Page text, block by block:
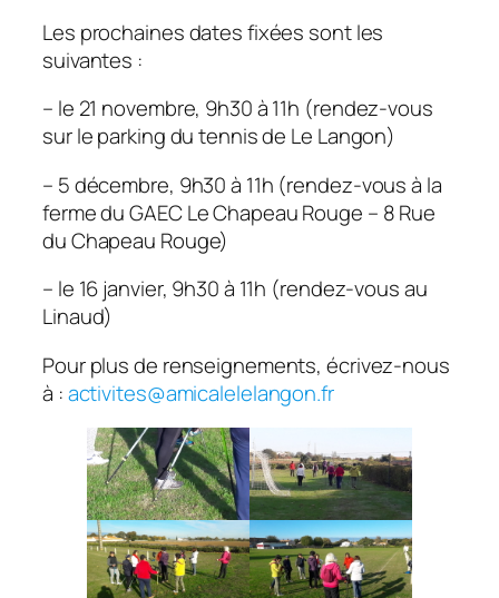
Les prochaines dates fixées sont les
suivantes :
– le 21 novembre, 9h30 à 11h (rendez-vous
sur le parking du tennis de Le Langon)
– 5 décembre, 9h30 à 11h (rendez-vous à la
ferme du GAEC Le Chapeau Rouge – 8 Rue
du Chapeau Rouge)
– le 16 janvier, 9h30 à 11h (rendez-vous au
Linaud)
Pour plus de renseignements, écrivez-nous
à :activites@amicalelelangon.fr